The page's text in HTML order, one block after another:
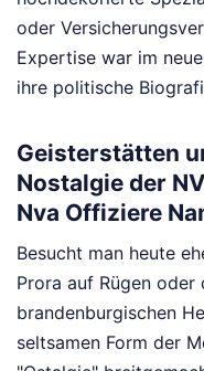
oder
Expertise war im
ihre politische
Geisterstätten
Nostalgie der
Nva Offiziere
Besucht man heute
Prora auf Rügen
brandenburgischen
seltsamen Form der